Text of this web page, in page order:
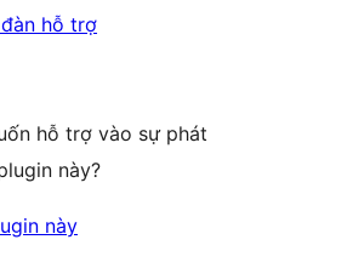
hỗ trợ
hỗ trợ vào sự phát
này?
này